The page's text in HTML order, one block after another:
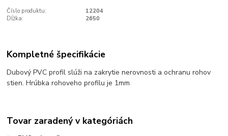
Číslo produktu:
12204
Dĺžka:
2650
Kompletné špecifikácie
Dubový PVC profil slúži na zakrytie nerovnosti a ochranu rohov
stien. Hrúbka rohoveho profilu je 1mm
Tovar zaradený v kategóriách